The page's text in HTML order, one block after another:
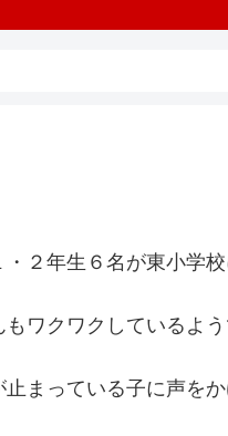
２年生６名が東小学
ワクワクしているよう
まっている子に声を